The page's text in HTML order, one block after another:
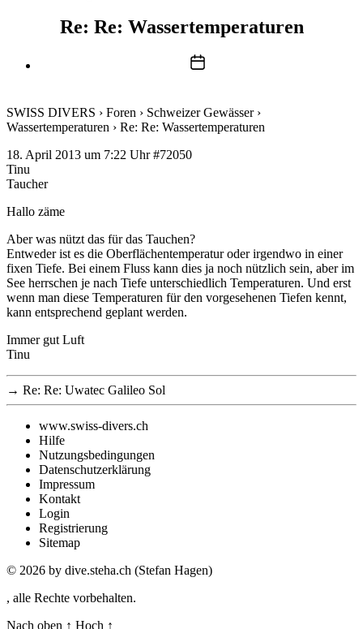
Re: Re: Wassertemperaturen
Beitragsdatum
SWISS DIVERS › Foren › Schweizer Gewässer ›
Wassertemperaturen › Re: Re: Wassertemperaturen
18. April 2013 um 7:22 Uhr #72050
Tinu
Taucher
Hallo zäme
Aber was nützt das für das Tauchen?
Entweder ist es die Oberflächentemperatur oder irgendwo in einer
fixen Tiefe. Bei einem Fluss kann dies ja noch nützlich sein, aber im
See herrschen je nach Tiefe unterschiedlich Temperaturen. Und erst
wenn man diese Temperaturen für den vorgesehenen Tiefen kennt,
kann entsprechend geplant werden.
Immer gut Luft
Tinu
→ Re: Re: Uwatec Galileo Sol
www.swiss-divers.ch
Hilfe
Nutzungsbedingungen
Datenschutzerklärung
Impressum
Kontakt
Login
Registrierung
Sitemap
© 2026 by dive.steha.ch (Stefan Hagen)
, alle Rechte vorbehalten.
Nach oben ↑ Hoch ↑